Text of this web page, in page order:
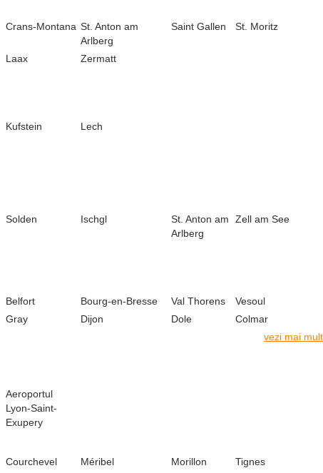
Crans-Montana St. Anton am
Arlberg
Saint Gallen St. Moritz
Laax Zermatt
Kufstein
Lech
Solden Ischgl
St. Anton am
Arlberg
Zell am See
Belfort Bourg-en-Bresse Val Thorens
Vesoul
Gray Dijon Dole
Colmar
vezi mai
Aeroportul
Lyon-Saint-
Exupery
Courchevel Méribel Morillon
Tignes